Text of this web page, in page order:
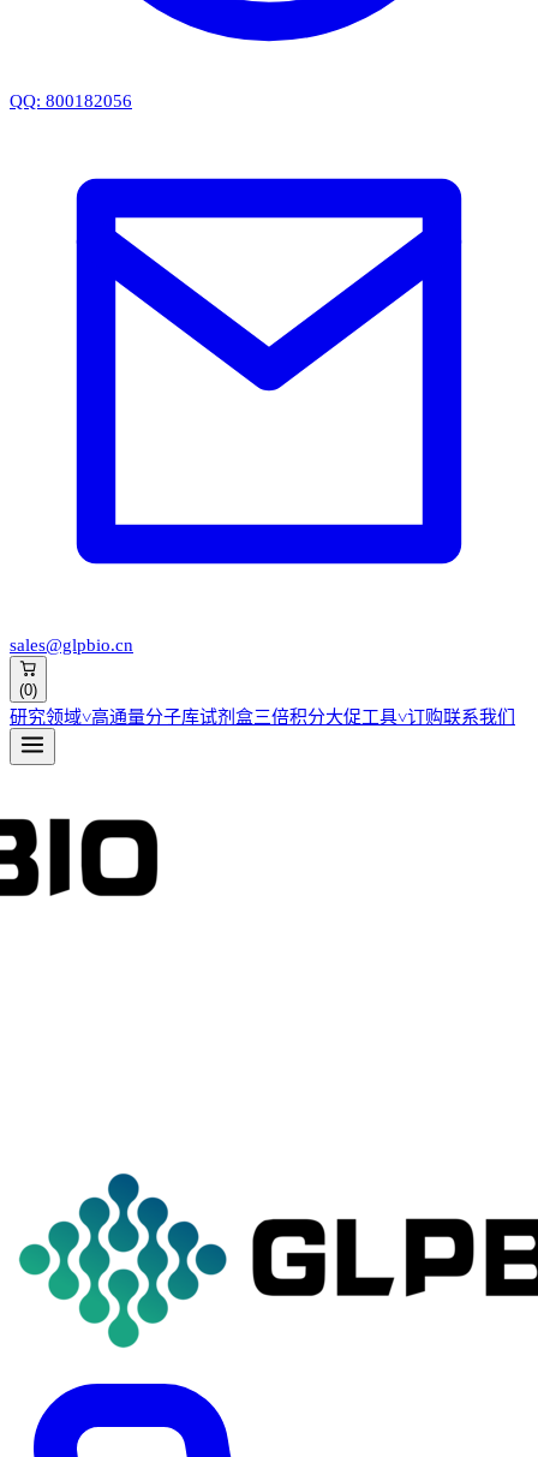
QQ: 800182056
sales@glpbio.cn
(0)
研究领域˅高通量分子库试剂盒三倍积分大促工具˅订购联系我们